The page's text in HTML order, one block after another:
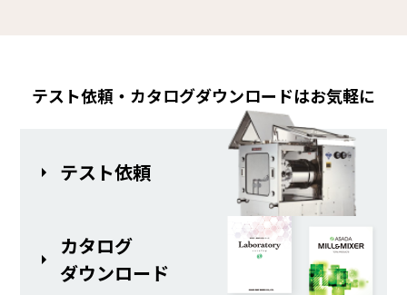
テスト依頼・カタログダウンロードはお気軽に
テスト依頼
カタログ
ダウンロード